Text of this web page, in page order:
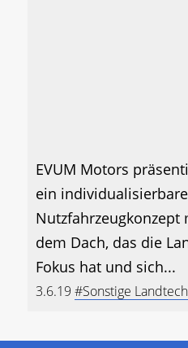
EVUM Motors
ein
Nutzfahrzeugkonzept
dem Dach, das die
Fokus hat und sich...
3.6.19 #Sonstige